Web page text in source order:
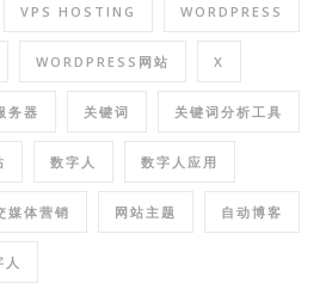
VPS HOSTING WORDPRESS
WORDPRESS网站 X
务器 关键词 关键词分析工具
数字人 数字人应用
媒体营销 网站主题 自动博客